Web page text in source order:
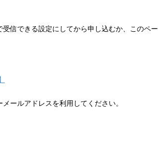
信できる設定にしてから申し込むか、このペー
ールアドレスを利用してください。